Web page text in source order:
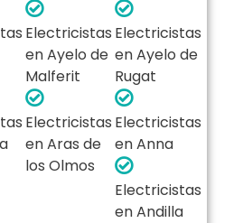
Electricistas
en Ayelo de
Malferit
Electricistas
en Ayelo de
Rugat
Electricistas
en Aras de
los Olmos
Electricistas
en Anna
Electricistas
en Andilla